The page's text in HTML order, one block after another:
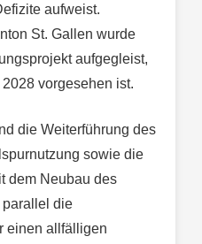
aufweist.
St. Gallen wurde
aufgegleist,
vorgesehen ist.
die Weiterführung des
sowie die
dem Neubau des
parallel die
einen allfälligen